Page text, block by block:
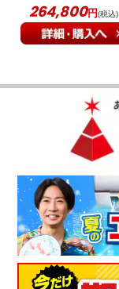
264,800円(税込)